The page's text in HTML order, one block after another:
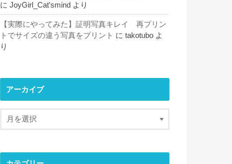
に JoyGirl_Cat'smind より
【実際にやってみた】証明写真キレイ 再プリン
トでサイズの違う写真をプリント に takotubo よ
り
アーカイブ